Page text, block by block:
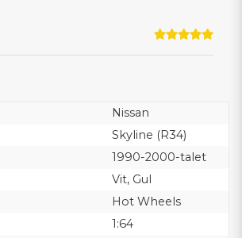
Nissan
Skyline (R34)
1990-2000-talet
Vit, Gul
Hot Wheels
1:64